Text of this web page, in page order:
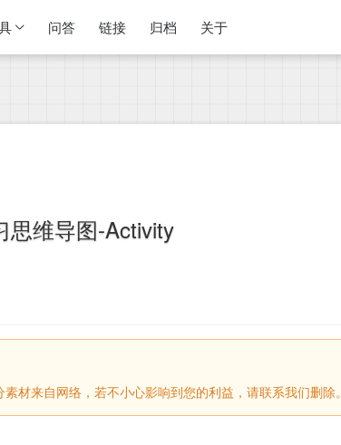
问答 链接 归档 关于
思维导图-Activity
材来自网络，若不小心影响到您的利益，请联系我们删除。